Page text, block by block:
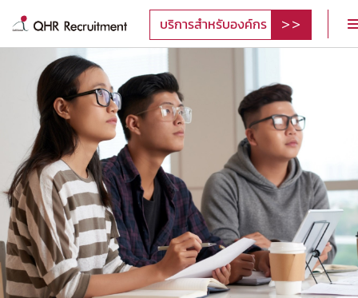
บริการสำหรับองค์กร